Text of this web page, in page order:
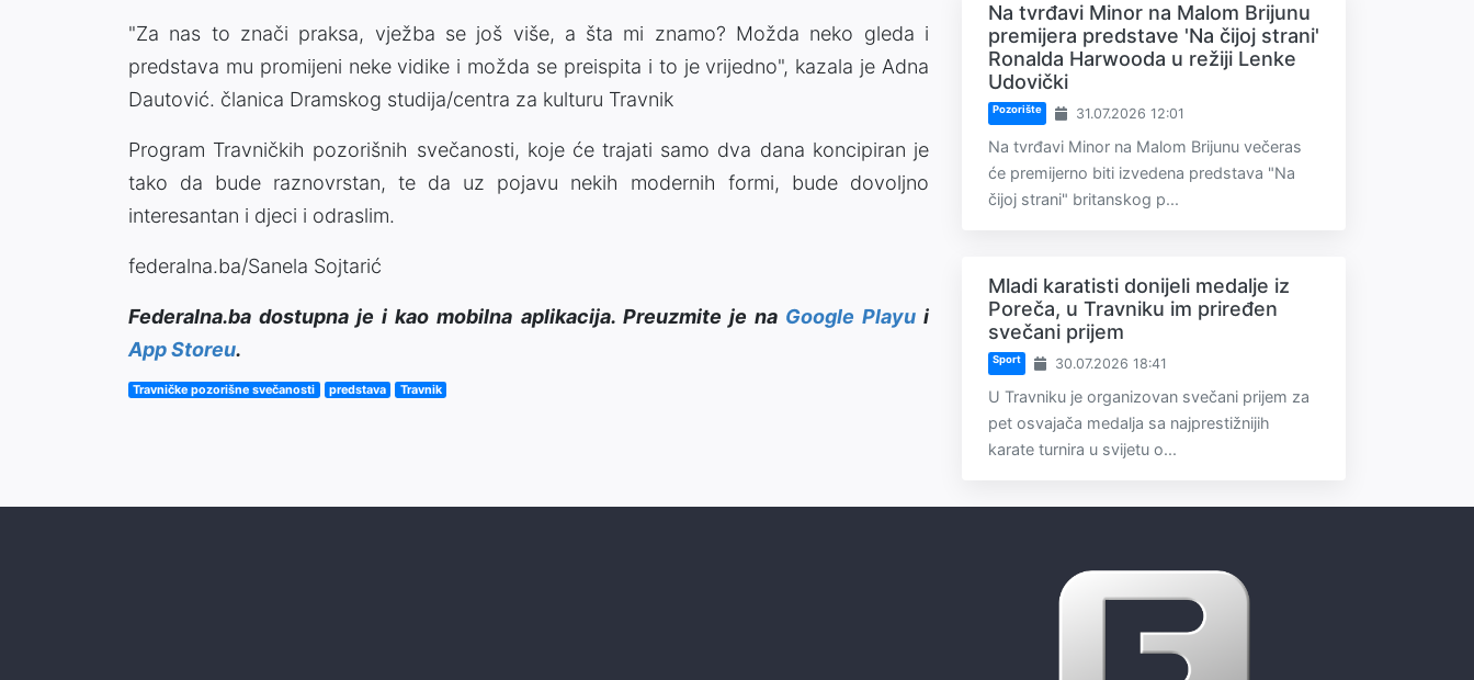
"Za nas to znači praksa, vježba se još više, a šta mi znamo? Možda neko gleda i
predstava mu promijeni neke vidike i možda se preispita i to je vrijedno", kazala je Adna
Dautović. članica Dramskog studija/centra za kulturu Travnik
Program Travničkih pozorišnih svečanosti, koje će trajati samo dva dana koncipiran je
tako da bude raznovrstan, te da uz pojavu nekih modernih formi, bude dovoljno
interesantan i djeci i odraslim.
federalna.ba/Sanela Sojtarić
Federalna.ba dostupna je i kao mobilna aplikacija. Preuzmite je na Google Playui
App Storeu.
Travničke pozorišne svečanosti predstava Travnik
Na tvrđavi Minor na Malom Brijunu
premijera predstave 'Na čijoj strani'
Ronalda Harwooda u režiji Lenke
Udovički
Pozorište 31.07.2026 12:01
Na tvrđavi Minor na Malom Brijunu večeras
će premijerno biti izvedena predstava "Na
čijoj strani" britanskog p...
Mladi karatisti donijeli medalje iz
Poreča, u Travniku im priređen
svečani prijem
Sport 30.07.2026 18:41
U Travniku je organizovan svečani prijem za
pet osvajača medalja sa najprestižnijih
karate turnira u svijetu o...